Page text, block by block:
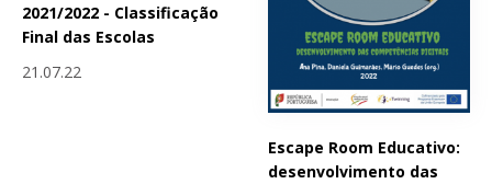
2021/2022 - Classificação
Final das Escolas
21.07.22
Escape Room Educativo:
desenvolvimento das